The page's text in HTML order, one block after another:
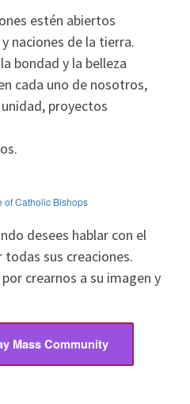
estén abiertos
naciones de la tierra.
bondad y la belleza
cada uno de nosotros,
proyectos
of Catholic Bishops
desees hablar con el
sus creaciones.
crearnos a su imagen y
Mass Community